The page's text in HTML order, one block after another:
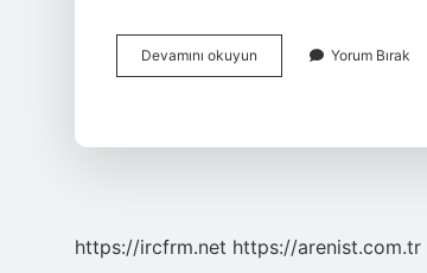
Devamını okuyun Taşlama
nedir
Yorum Bırak
https://ircfrm.net https://arenist.com.tr